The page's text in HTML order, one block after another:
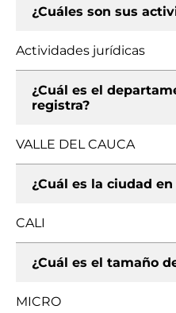
¿Cuáles son sus
Actividades jurídicas
¿Cuál es el
registra?
VALLE DEL CAUCA
¿Cuál es la ciudad
CALI
¿Cuál es el tamaño
MICRO